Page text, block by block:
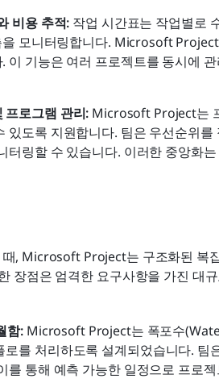
비용 추적: 작업 시간표는 작업별로
을 모니터링합니다. Microsoft
이 기능은 여러 프로젝트를 동시에
프로그램 관리: Microsoft Project는
있도록 지원합니다. 팀은 우선순위를
터링할 수 있습니다. 이러한 중앙화
, Microsoft Project는 구조화된 복
장점은 엄격한 요구사항을 가진 대
함: Microsoft Project는 폭포수
를 처리하도록 설계되었습니다. 팀
를 통해 예측 가능한 일정으로 프로